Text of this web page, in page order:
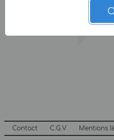
Contact C.G.V Mentions